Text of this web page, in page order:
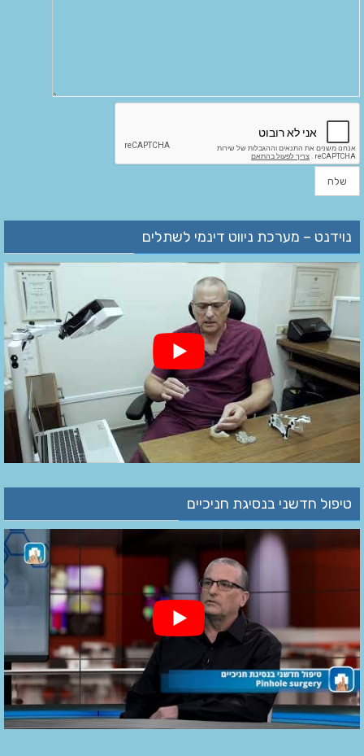
נוידנט – מערכת ניווט דינמי לשתלים
טיפול חדשני בנסיגת חניכיים